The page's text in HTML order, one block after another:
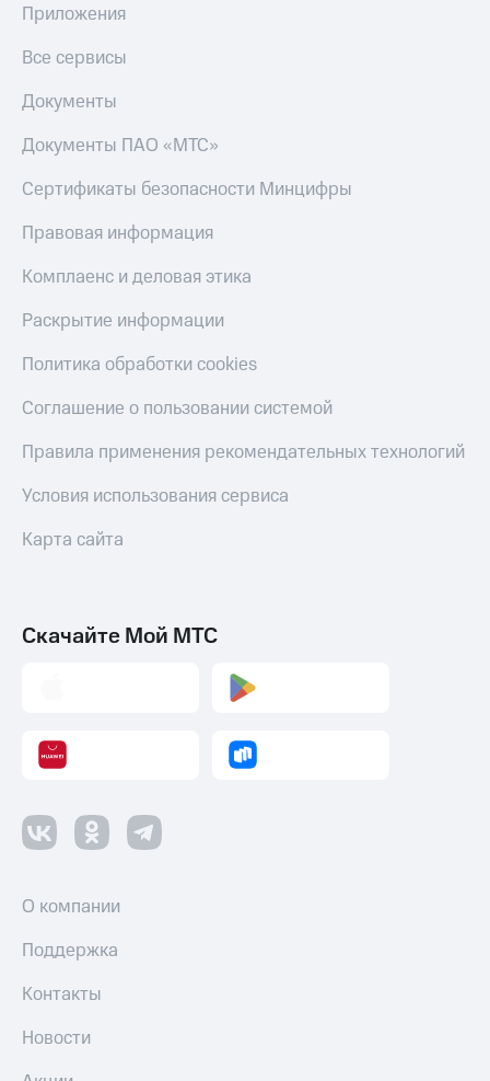
Приложения
Все сервисы
Документы
Документы ПАО «МТС»
Сертификаты безопасности Минцифры
Правовая информация
Комплаенс и деловая этика
Раскрытие информации
Политика обработки cookies
Соглашение о пользовании системой
Правила применения рекомендательных технологий
Условия использования сервиса
Карта сайта
Скачайте Мой МТС
О компании
Поддержка
Контакты
Новости